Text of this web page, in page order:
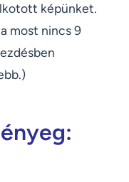
képünket.
most nincs 9